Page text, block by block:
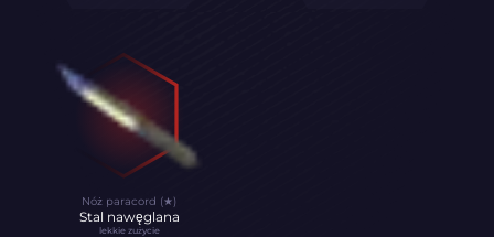
Nóż paracord (★)
Stal nawęglana
lekkie zużycie